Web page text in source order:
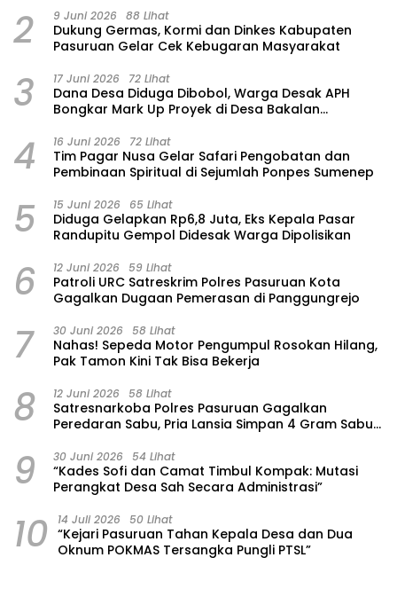
2 9 Juni 2026 88 Lihat
Dukung Germas, Kormi dan Dinkes Kabupaten
Pasuruan Gelar Cek Kebugaran Masyarakat
3 17 Juni 2026 72 Lihat
Dana Desa Diduga Dibobol, Warga Desak APH
Bongkar Mark Up Proyek di Desa Bakalan
4 16 Juni 2026 72 Lihat
Tim Pagar Nusa Gelar Safari Pengobatan dan
Pembinaan Spiritual di Sejumlah Ponpes Sumenep
5 15 Juni 2026 65 Lihat
‎Diduga Gelapkan Rp6,8 Juta, Eks Kepala Pasar
Randupitu Gempol Didesak Warga Dipolisikan
6 12 Juni 2026 59 Lihat
Patroli URC Satreskrim Polres Pasuruan Kota
Gagalkan Dugaan Pemerasan di Panggungrejo
7 30 Juni 2026 58 Lihat
‎Nahas! Sepeda Motor Pengumpul Rosokan Hilang,
Pak Tamon Kini Tak Bisa Bekerja
8 12 Juni 2026 58 Lihat
Satresnarkoba Polres Pasuruan Gagalkan
Peredaran Sabu, Pria Lansia Simpan 4 Gram Sabu
9 30 Juni 2026 54 Lihat
“Kades Sofi dan Camat Timbul Kompak: Mutasi
Perangkat Desa Sah Secara Administrasi”
10 14 Juli 2026 50 Lihat
“Kejari Pasuruan Tahan Kepala Desa dan Dua
Oknum POKMAS Tersangka Pungli PTSL”